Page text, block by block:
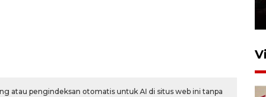
atau pengindeksan otomatis untuk AI di situs web ini tanpa